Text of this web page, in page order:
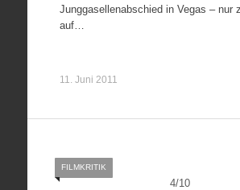
Junggasellenabschied in Vegas – nur
auf…
11. Juni 2011
4/10
FILMKRITIK